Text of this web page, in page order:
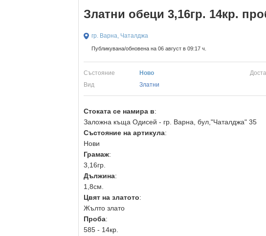
Златни обеци 3,16гр. 14кр.
гр. Варна, Чаталджа
Публикувана/обновена на 06 август в 09:17 ч.
Състояние Ново
Вид
Златни
Стоката се намира в:
Заложна къща Одисей - гр. Варна, бул,"Чаталджа" 35
Състояние на артикула:
Нови
Грамаж:
3,16гр.
Дължина:
1,8см.
Цвят на златото:
Жълто злато
Проба:
585 - 14кр.